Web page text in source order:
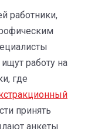
работники,
работу на
где
принять
анкеты